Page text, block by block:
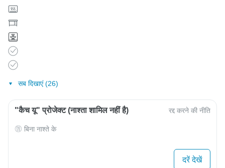
सब दिखाएं (26)
"कैच यू" प्रोजेक्ट (नाश्ता शामिल नहीं है) रद्द करने की नीति
बिना नाश्ते के
दरें देखें